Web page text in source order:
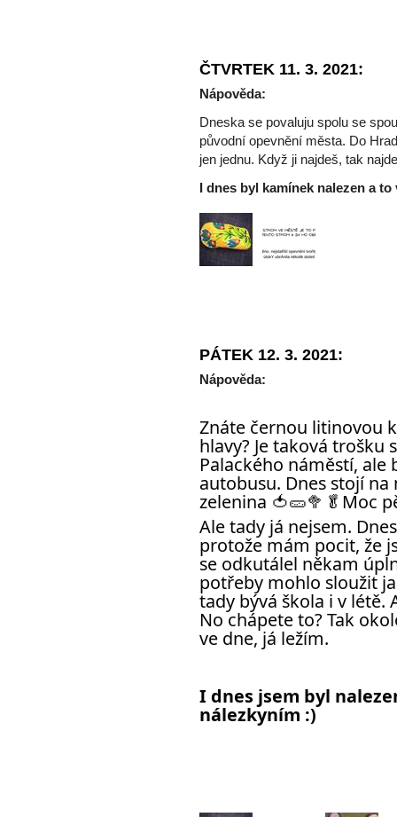
ČTVRTEK 11. 3. 2021:
Nápověda:
Dneska se povaluju spolu se
původní opevnění města. Do
jen jednu. Když ji najdeš, tak
I dnes byl kamínek nalezen a
PÁTEK 12. 3. 2021:
Nápověda:
Znáte černou litinovou
hlavy? Je taková trošku
Palackého náměstí,
autobusu. Dnes stojí
Ale tady já nejsem.
protože mám pocit, že
se odkutálel někam
potřeby mohlo sloužit
tady bývá škola i v létě.
No chápete to? Tak
ve dne, já ležím.
I dnes jsem byl
nálezkyním :)